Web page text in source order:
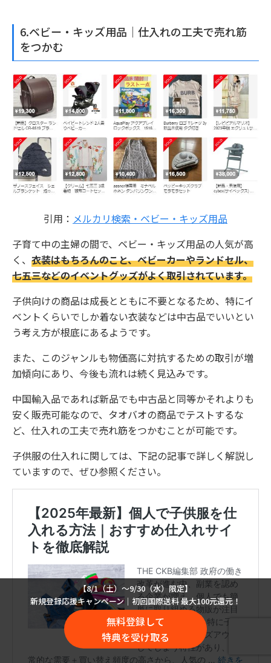
6.ベビー・キッズ用品｜仕入れの工夫で売れ筋
をつかむ
引用： メルカリ検索・ベビー・キッズ用品
子育て中の主婦の間で、ベビー・キッズ用品の人気が高
く、 衣装はもちろんのこと、ベビーカーやランドセル、
七五三などのイベントグッズがよく取引されています。
子供向けの商品は成長とともに不要となるため、特にイ
ベントくらいでしか着ない衣装などは中古品でいいとい
う考え方が根底にあるようです。
また、このジャンルも物価高に対抗するための取引が増
加傾向にあり、今後も流れは続く見込みです。
中国輸入品であれば新品でも中古品と同等かそれよりも
安く販売可能なので、タオバオの商品でテストするな
ど、仕入れの工夫で売れ筋をつかむことが可能です。
子供服の仕入れに関しては、下記の記事で詳しく解説し
ていますので、ぜひ参照ください。
【8/1（土）〜9/30（水）限定】
新規登録応援キャンペーン｜初回国際送料 最大100元還元！
無料登録して
特典を受け取る